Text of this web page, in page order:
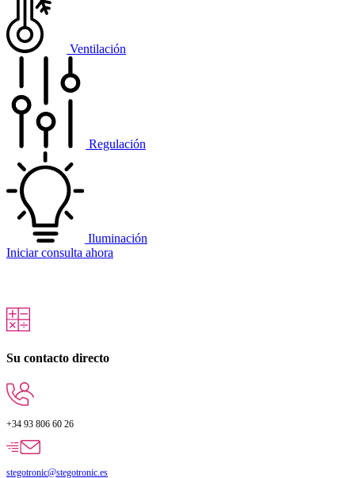
Ventilación
Regulación
Iluminación
Iniciar consulta ahora
Su contacto directo
+34 93 806 60 26
stegotronic@stegotronic.es